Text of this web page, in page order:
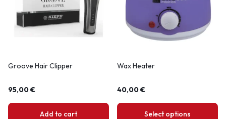
Groove Hair Clipper
95,00€
Add to cart
Wax Heater
40,00€
Select options